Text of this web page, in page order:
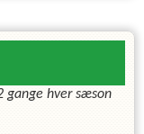
gange hver sæson